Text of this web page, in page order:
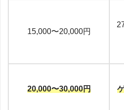
15,000〜20,000円
20,000〜30,000円